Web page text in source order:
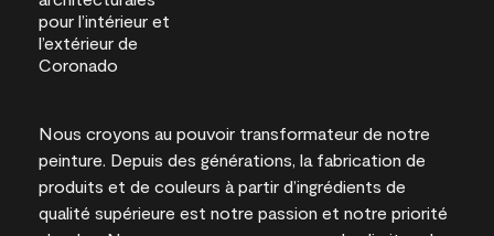
Nous croyons au pouvoir transformateur de notre
peinture. Depuis des générations, la fabrication de
produits et de couleurs à partir d’ingrédients de
qualité supérieure est notre passion et notre priorité